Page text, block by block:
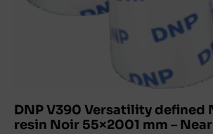
DNP V390 Versatility defined
resin Noir 55×2001 mm –